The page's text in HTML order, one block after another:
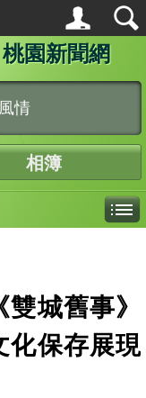
園新聞網
情
相簿
城舊事》
保存展現